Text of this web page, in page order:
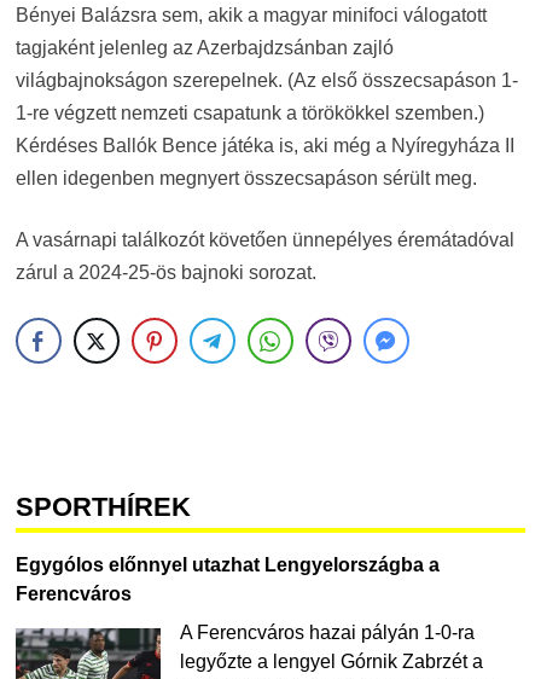
Bényei Balázsra sem, akik a magyar minifoci válogatott
tagjaként jelenleg az Azerbajdzsánban zajló
világbajnokságon szerepelnek. (Az első összecsapáson 1-
1-re végzett nemzeti csapatunk a törökökkel szemben.)
Kérdéses Ballók Bence játéka is, aki még a Nyíregyháza II
ellen idegenben megnyert összecsapáson sérült meg.
A vasárnapi találkozót követően ünnepélyes éremátadóval
zárul a 2024-25-ös bajnoki sorozat.
SPORTHÍREK
Egygólos előnnyel utazhat Lengyelországba a
Ferencváros
A Ferencváros hazai pályán 1-0-ra
legyőzte a lengyel Górnik Zabrzét a